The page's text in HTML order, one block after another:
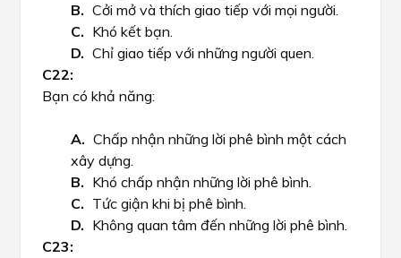
Cởi mở và thích giao tiếp với mọi người.
Khó kết bạn.
Chỉ giao tiếp với những người quen.
Bạn có khả năng:
Chấp nhận những lời phê bình một cách
xây dựng.
Khó chấp nhận những lời phê bình.
Tức giận khi bị phê bình.
Không quan tâm đến những lời phê bình.